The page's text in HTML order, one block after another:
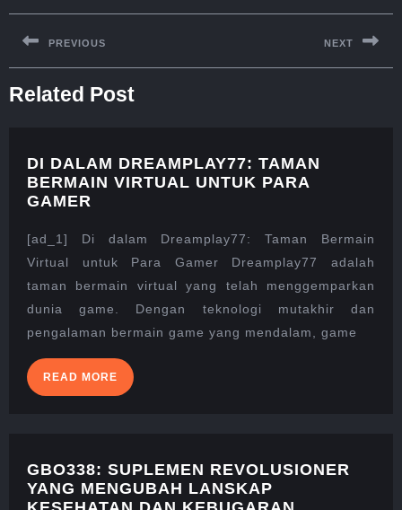
Post
navigation
PREVIOUS
post:
NEXT
Related Post
DI DALAM DREAMPLAY77: TAMAN
BERMAIN VIRTUAL UNTUK PARA
GAMER
DREAMPLAY77:
TAMAN
VIRTUAL
UNTUK
PARA
[ad_1] Di dalam Dreamplay77: Taman Bermain
Virtual untuk Para Gamer Dreamplay77 adalah
taman bermain virtual yang telah menggemparkan
dunia game. Dengan teknologi mutakhir dan
pengalaman bermain game yang mendalam, game
READ MORE READ
MORE
GBO338: SUPLEMEN REVOLUSIONER
YANG MENGUBAH LANSKAP